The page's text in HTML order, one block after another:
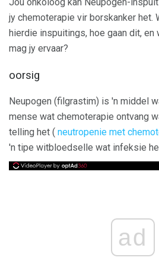
jy chemoterapie vir borskanker het.
hierdie inspuitings, hoe gaan dit,
mag jy ervaar?
oorsig
Neupogen (filgrastim) is 'n middel
mense wat chemoterapie ontvang
telling het ( neutropenie met
'n tipe witbloedselle wat infeksie
ad